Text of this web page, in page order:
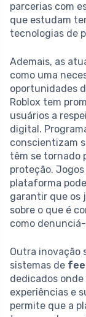
parcerias com
que estudam
tecnologias de
Ademais, as
como uma
oportunidades
Roblox tem
usuários a
digital.
conscientizam
têm se tornado
proteção.
plataforma
garantir que os
sobre o que é
como
Outra inovação
sistemas de
dedicados
experiências e
permite que a